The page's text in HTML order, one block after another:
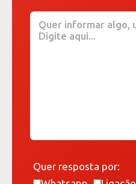
Quer resposta por: